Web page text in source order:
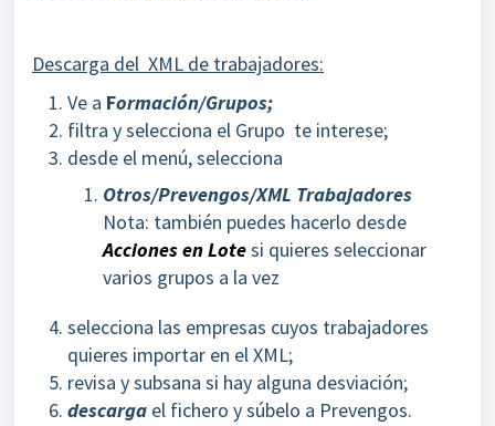
Descarga del XML de trabajadores:
Ve a Formación/Grupos;
filtra y selecciona el Grupo te interese;
desde el menú, selecciona
Otros/Prevengos/XML Trabajadores
Nota: también puedes hacerlo desde
Acciones en Lotesi quieres seleccionar
varios grupos a la vez
selecciona las empresas cuyos trabajadores
quieres importar en el XML;
revisa y subsana si hay alguna desviación;
descarga el fichero y súbelo a Prevengos.